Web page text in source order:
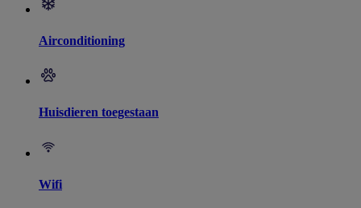
Airconditioning
Huisdieren toegestaan
Wifi